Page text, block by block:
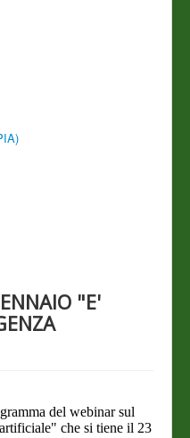
"E'
del webinar sul
che si tiene il 23